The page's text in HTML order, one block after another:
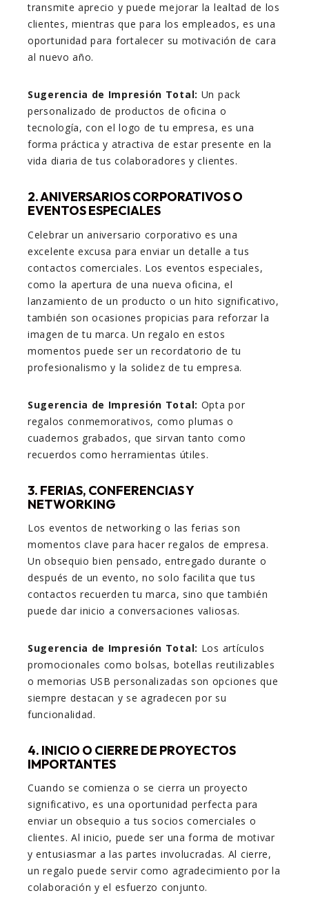
transmite aprecio y puede mejorar la lealtad de los
clientes, mientras que para los empleados, es una
oportunidad para fortalecer su motivación de cara
al nuevo año.
Sugerencia de Impresión Total: Un pack
personalizado de productos de oficina o
tecnología, con el logo de tu empresa, es una
forma práctica y atractiva de estar presente en la
vida diaria de tus colaboradores y clientes.
2. ANIVERSARIOS CORPORATIVOS O
EVENTOS ESPECIALES
Celebrar un aniversario corporativo es una
excelente excusa para enviar un detalle a tus
contactos comerciales. Los eventos especiales,
como la apertura de una nueva oficina, el
lanzamiento de un producto o un hito significativo,
también son ocasiones propicias para reforzar la
imagen de tu marca. Un regalo en estos
momentos puede ser un recordatorio de tu
profesionalismo y la solidez de tu empresa.
Sugerencia de Impresión Total: Opta por
regalos conmemorativos, como plumas o
cuadernos grabados, que sirvan tanto como
recuerdos como herramientas útiles.
3. FERIAS, CONFERENCIAS Y
NETWORKING
Los eventos de networking o las ferias son
momentos clave para hacer regalos de empresa.
Un obsequio bien pensado, entregado durante o
después de un evento, no solo facilita que tus
contactos recuerden tu marca, sino que también
puede dar inicio a conversaciones valiosas.
Sugerencia de Impresión Total: Los artículos
promocionales como bolsas, botellas reutilizables
o memorias USB personalizadas son opciones que
siempre destacan y se agradecen por su
funcionalidad.
4. INICIO O CIERRE DE PROYECTOS
IMPORTANTES
Cuando se comienza o se cierra un proyecto
significativo, es una oportunidad perfecta para
enviar un obsequio a tus socios comerciales o
clientes. Al inicio, puede ser una forma de motivar
y entusiasmar a las partes involucradas. Al cierre,
un regalo puede servir como agradecimiento por la
colaboración y el esfuerzo conjunto.